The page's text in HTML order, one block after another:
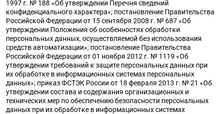
1997 г. № 188 «Об утверждении Перечня сведений
конфиденциального характера»; постановление Правительства
Российской Федерации от 15 сентября 2008 г. № 687 «Об
утверждении Положения об особенностях обработки
персональных данных, осуществляемой без использования
средств автоматизации»; постановление Правительства
Российской Федерации от 01 ноября 2012 г. № 1119 «Об
утверждении требований к защите персональных данных при
их обработке в информационных системах персональных
данных»; приказ ФСТЭК России от 18 февраля 2013 г. № 21 «Об
утверждении состава и содержания организационных и
технических мер по обеспечению безопасности персональных
данных при их обработке в информационных системах